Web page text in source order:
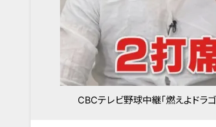
CBCテレビ野球中継「燃えよドラ